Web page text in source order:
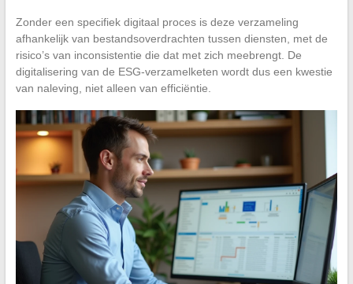
Zonder een specifiek digitaal proces is deze verzameling
afhankelijk van bestandsoverdrachten tussen diensten, met de
risico’s van inconsistentie die dat met zich meebrengt. De
digitalisering van de ESG-verzamelketen wordt dus een kwestie
van naleving, niet alleen van efficiëntie.